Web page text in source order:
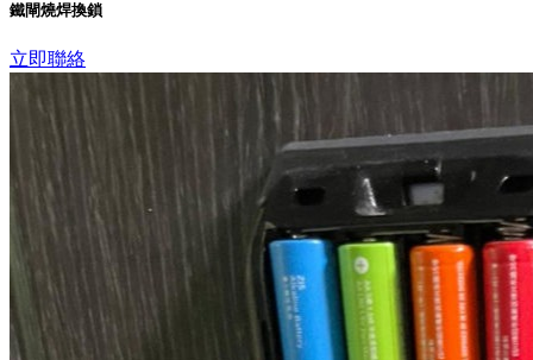
鐵閘燒焊換鎖
立即聯絡